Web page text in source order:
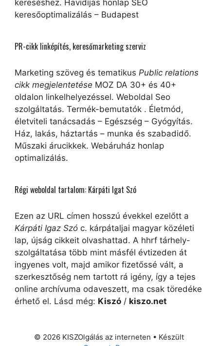
kereséshez. Havidíjas honlap SEO
keresőoptimalizálás – Budapest
PR-cikk linképítés, keresőmarketing szerviz
Marketing szöveg és tematikus Public relations
cikk megjelentetése MOZ DA 30+ és 40+
oldalon linkelhelyezéssel. Weboldal Seo
szolgáltatás. Termék-bemutatók . Életmód,
életviteli tanácsadás – Egészség – Gyógyítás.
Ház, lakás, háztartás – munka és szabadidő.
Műszaki árucikkek. Webáruház honlap
optimalizálás.
Régi weboldal tartalom: Kárpáti Igat Szó
Ezen az URL címen hosszú évekkel ezelőtt a
Kárpáti Igaz Szó c. kárpátaljai magyar közéleti
lap, újság cikkeit olvashattad. A hhrf tárhely-
szolgáltatása több mint másfél évtizeden át
ingyenes volt, majd amikor fizetőssé vált, a
szerkesztőség nem tartott rá igény, így a tejes
online archívuma odaveszett, ma csak töredéke
érhető el. Lásd még: Kiszó / kiszo.net
© 2026 KISZOlgálás az interneten • Készült